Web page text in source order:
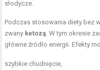
słodycze.
Podczas stosowania diety bez
zwany ketozą . W tym okresie
główne źródło energii. Efekty
szybkie chudnięcie,